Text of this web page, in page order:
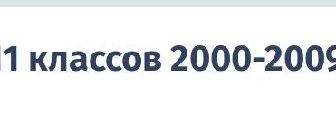
классов 2000-